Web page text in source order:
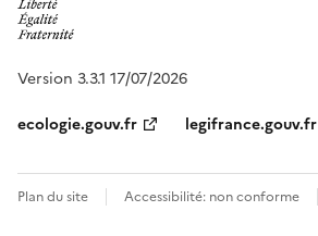
Version 3.3.1 17/07/2026
ecologie.gouv.fr
legifrance.gouv.fr
Plan du site Accessibilité: non conforme